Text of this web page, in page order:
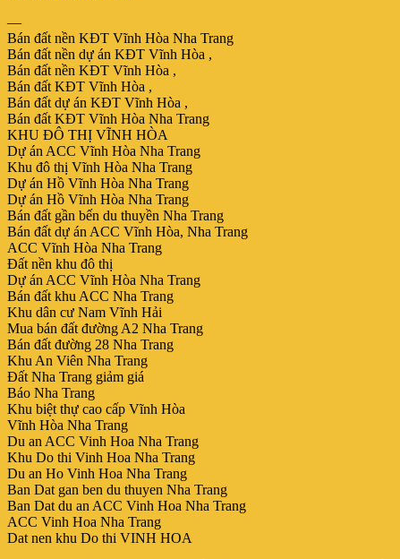
—
Bán đất nền KĐT Vĩnh Hòa Nha Trang
Bán đất nền dự án KĐT Vĩnh Hòa ,
Bán đất nền KĐT Vĩnh Hòa ,
Bán đất KĐT Vĩnh Hòa ,
Bán đất dự án KĐT Vĩnh Hòa ,
Bán đất KĐT Vĩnh Hòa Nha Trang
KHU ĐÔ THỊ VĨNH HÒA
Dự án ACC Vĩnh Hòa Nha Trang
Khu đô thị Vĩnh Hòa Nha Trang
Dự án Hồ Vĩnh Hòa Nha Trang
Dự án Hồ Vĩnh Hòa Nha Trang
Bán đất gần bến du thuyền Nha Trang
Bán đất dự án ACC Vĩnh Hòa, Nha Trang
ACC Vĩnh Hòa Nha Trang
Đất nền khu đô thị
Dự án ACC Vĩnh Hòa Nha Trang
Bán đất khu ACC Nha Trang
Khu dân cư Nam Vĩnh Hải
Mua bán đất đường A2 Nha Trang
Bán đất đường 28 Nha Trang
Khu An Viên Nha Trang
Đất Nha Trang giảm giá
Báo Nha Trang
Khu biệt thự cao cấp Vĩnh Hòa
Vĩnh Hòa Nha Trang
Du an ACC Vinh Hoa Nha Trang
Khu Do thi Vinh Hoa Nha Trang
Du an Ho Vinh Hoa Nha Trang
Ban Dat gan ben du thuyen Nha Trang
Ban Dat du an ACC Vinh Hoa Nha Trang
ACC Vinh Hoa Nha Trang
Dat nen khu Do thi VINH HOA